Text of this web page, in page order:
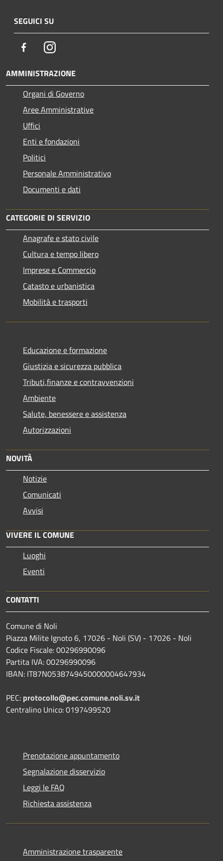
SEGUICI SU
FacebookInstagram
AMMINISTRAZIONE
Organi di Governo
Aree Amministrative
Uffici
Enti e fondazioni
Politici
Personale Amministrativo
Documenti e dati
CATEGORIE DI SERVIZIO
Anagrafe e stato civile
Cultura e tempo libero
Imprese e Commercio
Catasto e urbanistica
Mobilità e trasporti
Educazione e formazione
Giustizia e sicurezza pubblica
Tributi,finanze e contravvenzioni
Ambiente
Salute, benessere e assistenza
Autorizzazioni
NOVITÀ
Notizie
Comunicati
Avvisi
VIVERE IL COMUNE
Luoghi
Eventi
CONTATTI
Comune di Noli
Piazza Milite Ignoto 6, 17026 - Noli (SV) - 17026 - Noli
Codice Fiscale: 00296990096
Partita IVA: 00296990096
IBAN: IT87N0538749450000004647934
PEC: protocollo@pec.comune.noli.sv.it
Centralino Unico: 0197499520
Prenotazione appuntamento
Segnalazione disservizio
Leggi le FAQ
Richiesta assistenza
Amministrazione trasparente